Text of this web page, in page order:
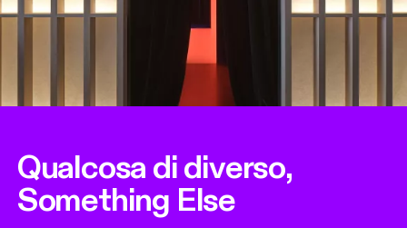
Qualcosa di diverso,
Something Else